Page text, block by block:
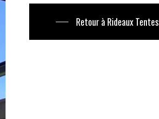
Retour à Rideaux Tentes